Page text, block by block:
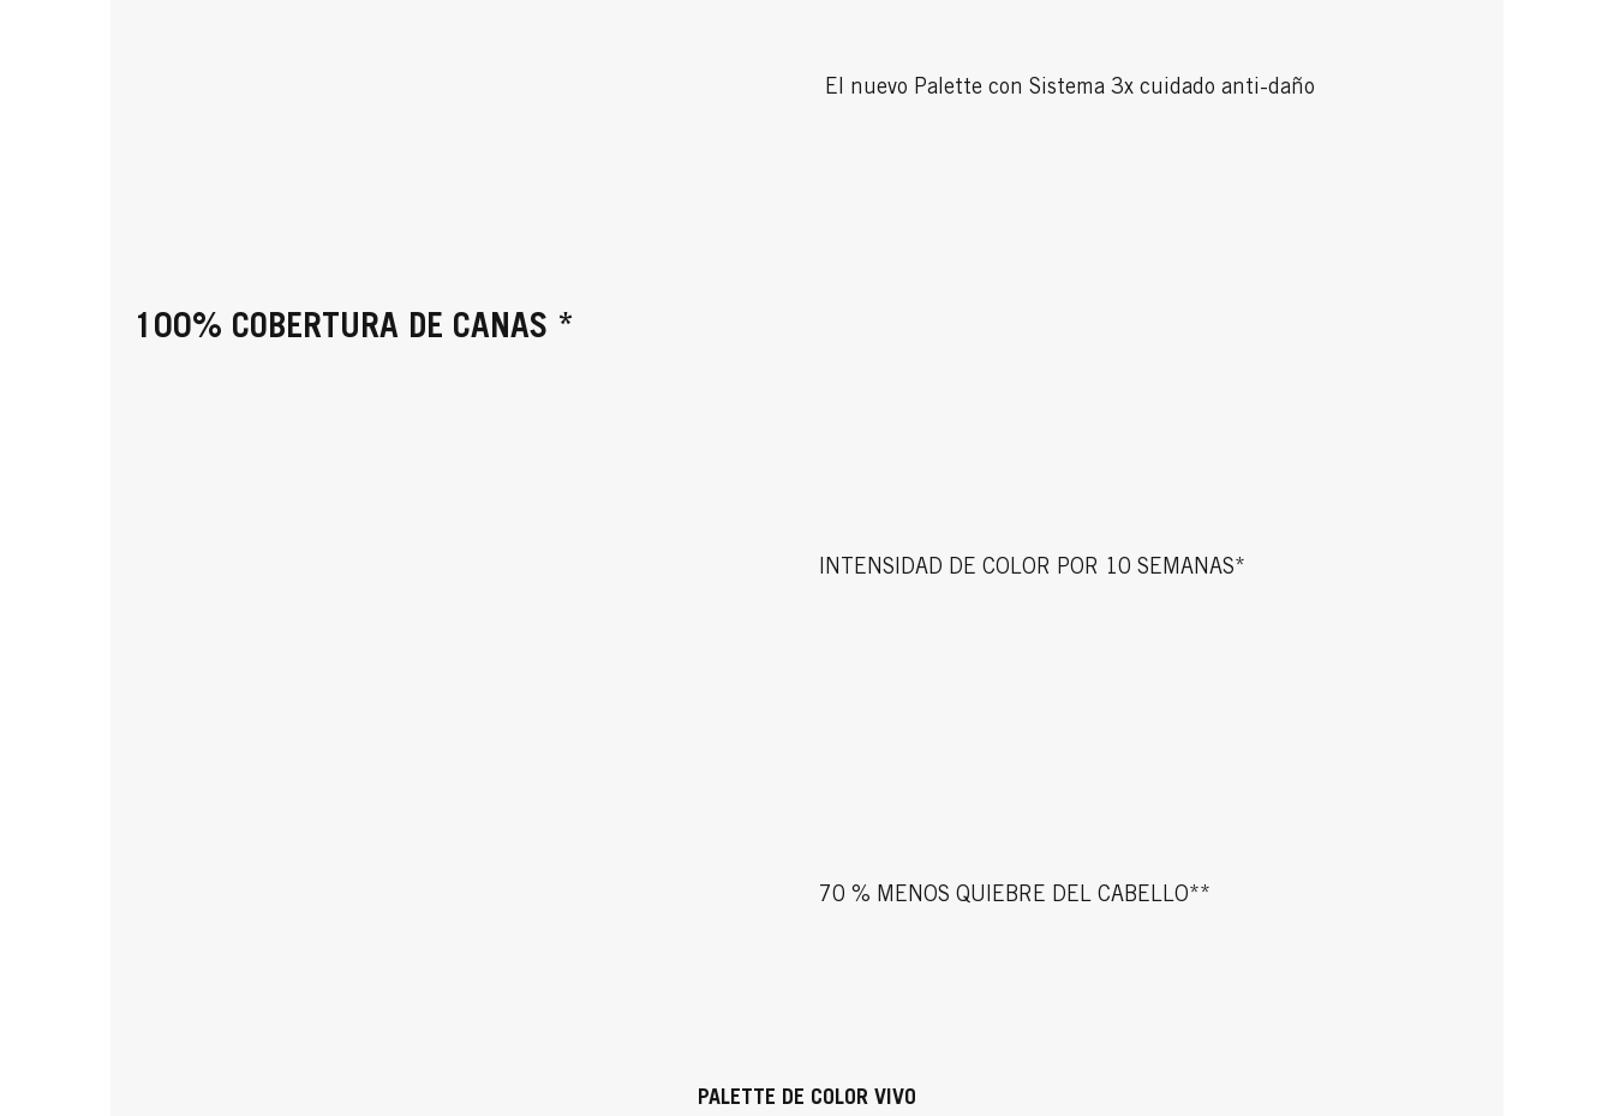
El nuevo Palette con Sistema 3x cuidado anti-daño
100% COBERTURA DE CANAS *
INTENSIDAD DE COLOR POR 10 SEMANAS*
70 % MENOS QUIEBRE DEL CABELLO**
PALETTE DE COLOR VIVO